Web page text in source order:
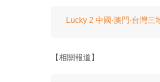
Lucky 2 中國‧澳門‧台灣
【相關報道】